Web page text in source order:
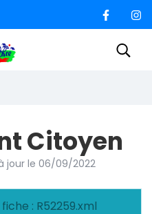
officiel de la
Citoyen
jour le 06/09/2022
: R52259.xml